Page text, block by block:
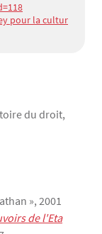
pour la cultur
du droit,
», 2001
de l'Eta